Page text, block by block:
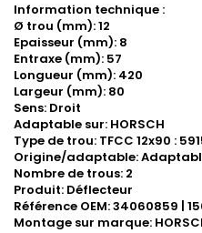
Information technique :
Ø trou (mm): 12
Epaisseur (mm): 8
Entraxe (mm): 57
Longueur (mm): 420
Largeur (mm): 80
Sens: Droit
Adaptable sur: HORSCH
Type de trou: TFCC 12x90 :
Origine/adaptable:
Nombre de trous: 2
Produit: Déflecteur
Référence OEM: 34060859 |
Montage sur marque: